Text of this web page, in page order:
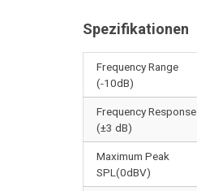
Spezifikationen
Frequency Range
(-10dB)
Frequency Response
(±3 dB)
Maximum Peak
SPL(0dBV)